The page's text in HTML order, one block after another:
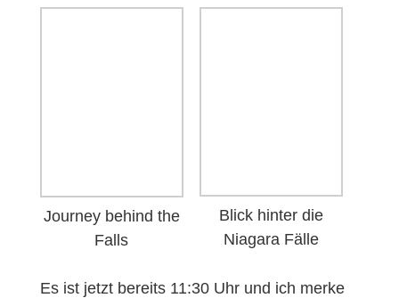
Journey behind the
Falls
Blick hinter die
Niagara Fälle
Es ist jetzt bereits 11:30 Uhr und ich merke